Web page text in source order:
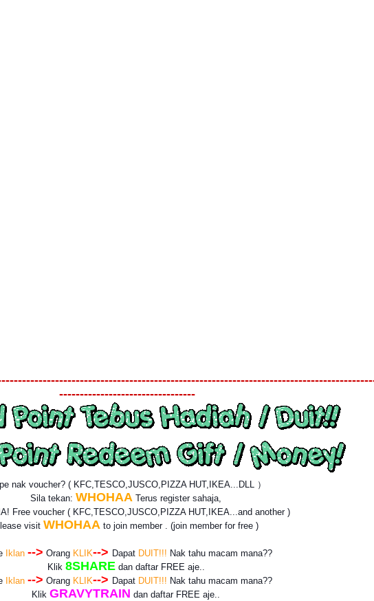
---------------------------------
nak voucher? ( KFC,TESCO,JUSCO,PIZZA HUT,IKEA...DLL ）
Sila tekan: WHOHAA Terus register sahaja,
Free voucher ( KFC,TESCO,JUSCO,PIZZA HUT,IKEA...and another )
visit WHOHAAto join member . (join member for free )
Iklan --> Orang KLIK--> Dapat DUIT!!! Nak tahu macam mana??
Klik 8SHAREdan daftar FREEaje..
Iklan --> Orang KLIK--> Dapat DUIT!!! Nak tahu macam mana??
Klik GRAVYTRAIN dan daftar FREE aje..